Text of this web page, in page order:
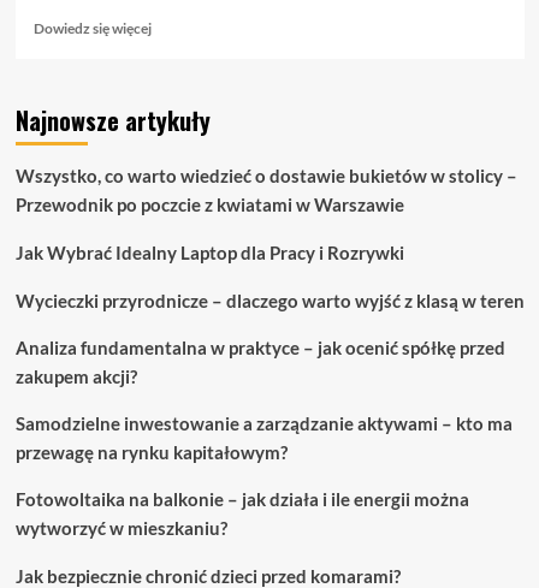
Dowiedz się więcejDowiedz
Ciesz
się
ślubu
dzięki
prostym
Najnowsze artykuły
Wszystko, co warto wiedzieć o dostawie bukietów w stolicy –
Przewodnik po poczcie z kwiatami w Warszawie
Jak Wybrać Idealny Laptop dla Pracy i Rozrywki
Wycieczki przyrodnicze – dlaczego warto wyjść z klasą w teren
Analiza fundamentalna w praktyce – jak ocenić spółkę przed
zakupem akcji?
Samodzielne inwestowanie a zarządzanie aktywami – kto ma
przewagę na rynku kapitałowym?
Fotowoltaika na balkonie – jak działa i ile energii można
wytworzyć w mieszkaniu?
Jak bezpiecznie chronić dzieci przed komarami?